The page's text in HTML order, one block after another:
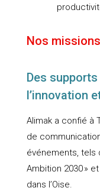
Nos missions
Des
l’innovation
Alimak a confié à
de
événements, tels
Ambition 2030 »
dans l’Oise.